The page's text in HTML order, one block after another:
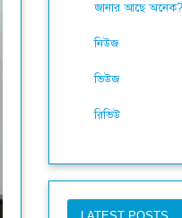
জানার আছে অনেক?
নিউজ
ভিউজ
রিভিউ